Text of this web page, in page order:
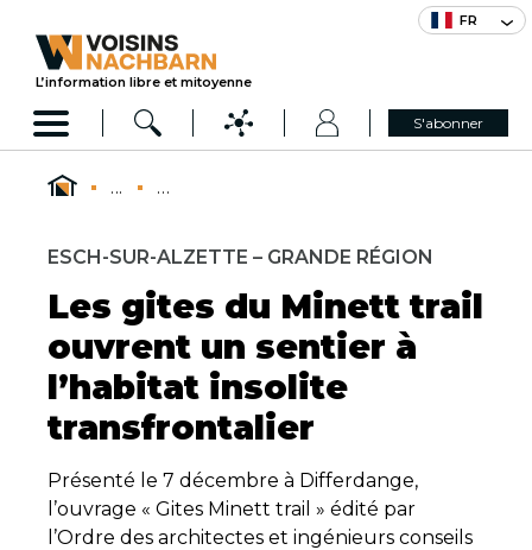
FR
L’information libre et mitoyenne
S'abonner
... ...
ESCH-SUR-ALZETTE – GRANDE RÉGION
Les gites du Minett trail
ouvrent un sentier à
l’habitat insolite
transfrontalier
Présenté le 7 décembre à Differdange,
l’ouvrage « Gites Minett trail » édité par
l’Ordre des architectes et ingénieurs conseils